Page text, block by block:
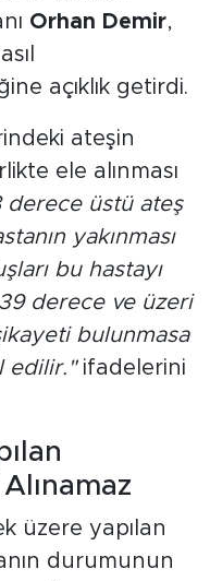
Orhan Demir,
açıklık getirdi.
ateşin
ele alınması
derece üstü ateş
yakınması
bu hastayı
derece ve üzeri
bulunmasa
edilir."ifadelerini
üzere yapılan
durumunun